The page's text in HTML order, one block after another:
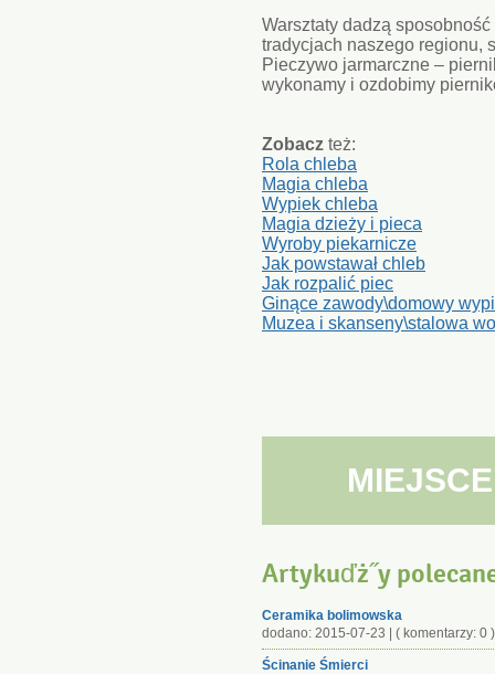
Warsztaty dadzą
tradycjach naszego regionu,
Pieczywo jarmarczne –
wykonamy i ozdobimy
Zobacz też:
Rola chleba
Magia chleba
Wypiek chleba
Magia dzieży i pieca
Wyroby piekarnicze
Jak powstawał chleb
Jak rozpalić piec
Ginące zawody\domowy
Muzea i skanseny\stalowa
Artykuďż˝y
Ceramika bolimowska
dodano: 2015-07-23 | ( komentarzy: 0 )
Ścinanie Śmierci